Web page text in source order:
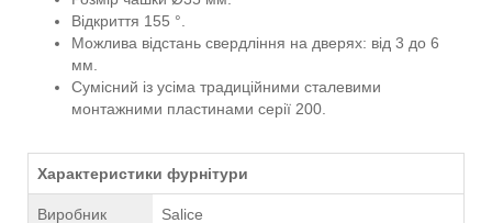
Відкриття 155 °.
Можлива відстань свердління на дверях: від 3 до 6
мм.
Сумісний із усіма традиційними сталевими
монтажними пластинами серії 200.
Характеристики фурнітури
Виробник Salice